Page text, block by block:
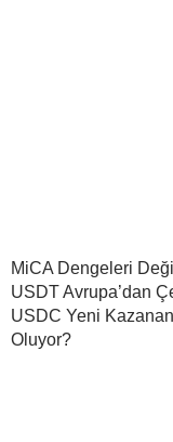
MiCA Dengeleri
USDT Avrupa’dan
USDC Yeni Kazanan
Oluyor?